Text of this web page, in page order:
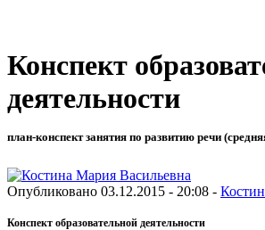
Конспект
деятельности
план-конспект занятия по развитию речи
Опубликовано 03.12.2015 - 20:08 -
Конспект образовательной деятельности